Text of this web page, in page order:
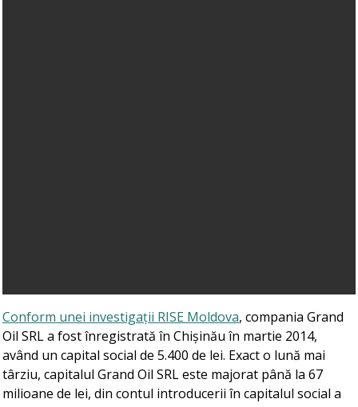
Conform unei investigații RISE Moldova, compania Grand
Oil SRL a fost înregistrată în Chișinău în martie 2014,
având un capital social de 5.400 de lei. Exact o lună mai
târziu, capitalul Grand Oil SRL este majorat până la 67
milioane de lei, din contul introducerii în capitalul social a